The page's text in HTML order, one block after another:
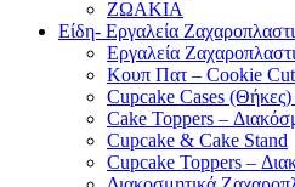
ΖΩΑΚΙΑ
Είδη- Εργαλεία
Εργαλεία
Κουπ Πατ – Cookie
Cupcake Cases
Cake Toppers –
Cupcake & Cake Stand
Cupcake Toppers –